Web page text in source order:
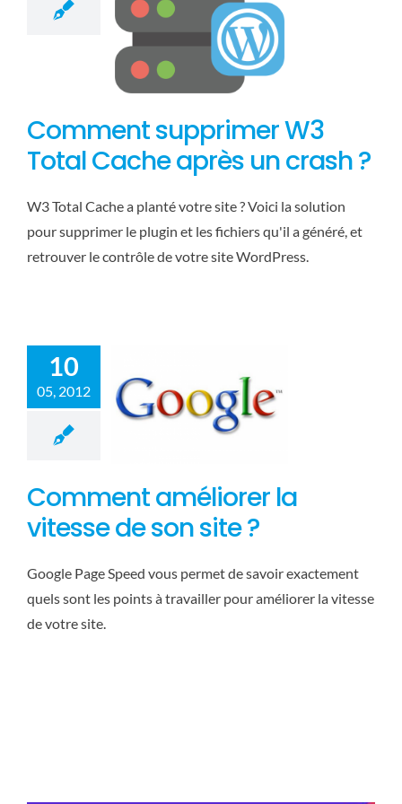
Comment supprimer W3
Total Cache après un crash ?
W3 Total Cache a planté votre site ? Voici la solution
pour supprimer le plugin et les fichiers qu'il a généré, et
retrouver le contrôle de votre site WordPress.
10
05, 2012
Comment
Comment améliorer la
vitesse de son site ?
Google Page Speed vous permet de savoir exactement
quels sont les points à travailler pour améliorer la vitesse
de votre site.